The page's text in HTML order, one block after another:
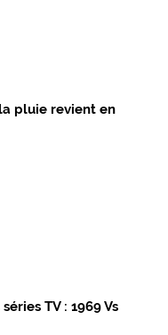
pluie revient en
TV : 1969 Vs